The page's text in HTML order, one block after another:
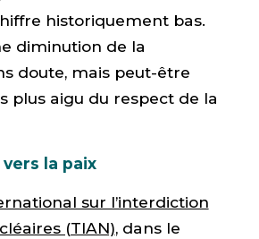
historiquement bas.
diminution de la
doute, mais peut-être
plus aigu du respect de la
la paix
sur l’interdiction
(TIAN), dans le